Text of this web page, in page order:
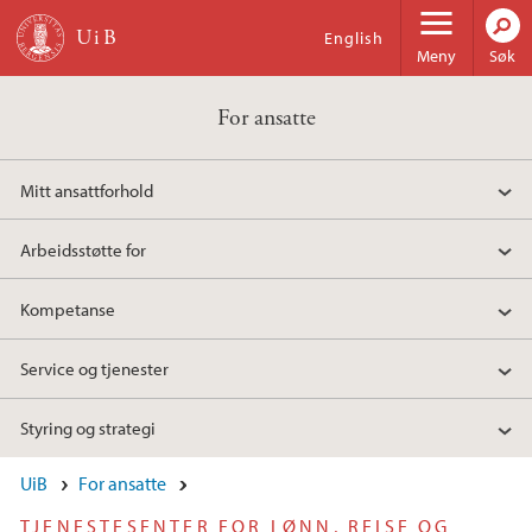
Hopp til hovedinnhold
Meny
English
Søk
For ansatte
Mitt ansattforhold
Arbeidsstøtte for
Kompetanse
Service og tjenester
Styring og strategi
UiB
For ansatte
TJENESTESENTER FOR LØNN, REISE OG